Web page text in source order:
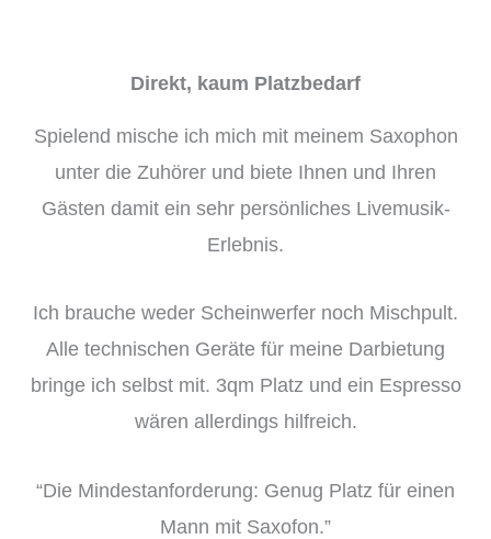
Direkt, kaum Platzbedarf
Spielend mische ich mich mit meinem Saxophon
unter die Zuhörer und biete Ihnen und Ihren
Gästen damit ein sehr persönliches Livemusik-
Erlebnis.
Ich brauche weder Scheinwerfer noch Mischpult.
Alle technischen Geräte für meine Darbietung
bringe ich selbst mit. 3qm Platz und ein Espresso
wären allerdings hilfreich.
“Die Mindestanforderung: Genug Platz für einen
Mann mit Saxofon.”